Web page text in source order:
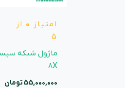
امتیاز 0 از
5
8X
55,000,000تومان